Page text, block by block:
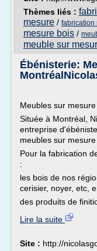
Thèmes liés :
mesure / fabrication
mesure bois /
meuble sur
Ébénisterie:
Meubles sur
Située à Montréal,
entreprise
meubles sur
Pour la fabrication
:
les bois de nos
cerisier, noyer, etc,
des produits de
Lire la suite
Site : http://